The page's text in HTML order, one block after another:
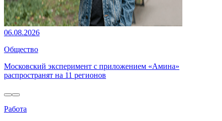
06.08.2026
Общество
Московский эксперимент с приложением «Амина»
распространят на 11 регионов
Работа